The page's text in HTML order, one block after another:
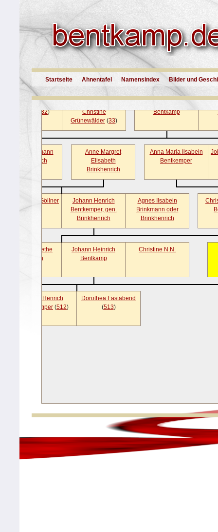
Startseite Ahnentafel Namensindex Bilder und
Bentkamp
(
Hanne Friederike
Krammenschneider
(17)
Friedrich Wilhelm
Bentkamp
Johann Heinrich
32)
Christine
Grünewälder (33)
Johann Hermann
Brinkhenrich
Anne Margret
Elisabeth
Brinkhenrich
Anna Maria Ilsabein
Bentkemper
Johann Henrich
Bentkemper, gen.
Brinkhenrich
Agnes Ilsabein
Brinkmann oder
Brinkhenrich
Marie Ilsabein Göllner
Johann Heinrich
Bentkamp
Christine N.N.
Trine Margarethe
Waymann
Cordt Henrich
Bentkemper (512)
Dorothea Fastabend
(513)